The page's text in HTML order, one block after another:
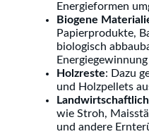
Energieformen
Biogene
Papierprodukte,
biologisch
Holzreste: Dazu
und Holzpellets
wie Stroh,
und andere